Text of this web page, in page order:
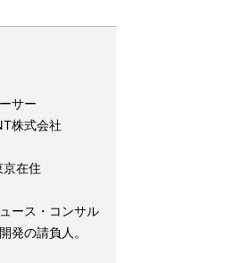
サー
株式会社
在住
ース・コンサル
発の請負人。